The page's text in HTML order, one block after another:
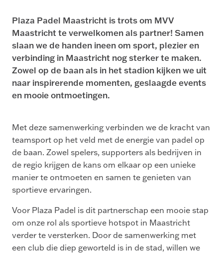
Plaza Padel Maastricht is trots om MVV
Maastricht te verwelkomen als partner! Samen
slaan we de handen ineen om sport, plezier en
verbinding in Maastricht nog sterker te maken.
Zowel op de baan als in het stadion kijken we uit
naar inspirerende momenten, geslaagde events
en mooie ontmoetingen.
Met deze samenwerking verbinden we de kracht van
teamsport op het veld met de energie van padel op
de baan. Zowel spelers, supporters als bedrijven in
de regio krijgen de kans om elkaar op een unieke
manier te ontmoeten en samen te genieten van
sportieve ervaringen.
Voor Plaza Padel is dit partnerschap een mooie stap
om onze rol als sportieve hotspot in Maastricht
verder te versterken. Door de samenwerking met
een club die diep geworteld is in de stad, willen we